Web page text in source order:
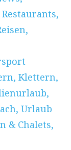
Restaurants,
,
, Klettern,
,
, Urlaub
& Chalets,